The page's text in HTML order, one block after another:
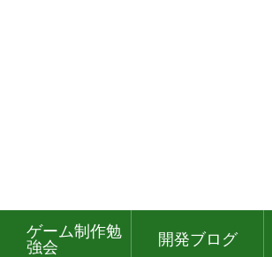
ゲーム制作勉
強会
開発ブログ